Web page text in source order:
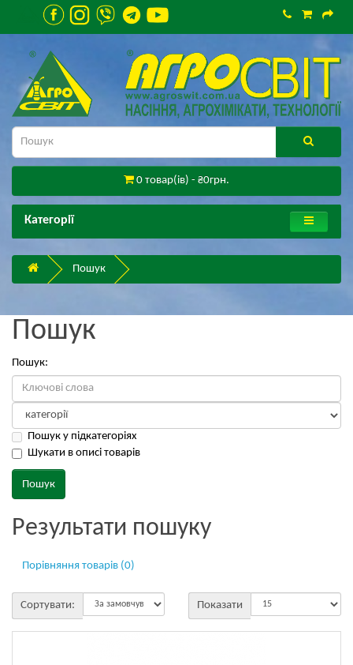
0 товар(ів) - ₴0грн.
Категорії
Пошук
Пошук
Пошук:
Пошук у підкатегоріях
Шукати в описі товарів
Результати пошуку
Порівняння товарів (0)
Сортувати: Показати